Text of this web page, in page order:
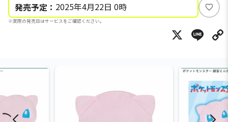
発売予定： 2025年4月22日 0時
※実際の発売日はサービスをご確認ください。
い
ね
X